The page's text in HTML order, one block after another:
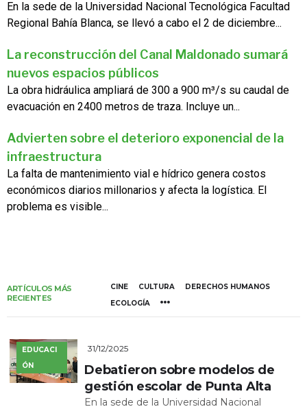
En la sede de la Universidad Nacional Tecnológica Facultad
Regional Bahía Blanca, se llevó a cabo el 2 de diciembre...
La reconstrucción del Canal Maldonado sumará
nuevos espacios públicos
La obra hidráulica ampliará de 300 a 900 m³/s su caudal de
evacuación en 2400 metros de traza. Incluye un...
Advierten sobre el deterioro exponencial de la
infraestructura
La falta de mantenimiento vial e hídrico genera costos
económicos diarios millonarios y afecta la logística. El
problema es visible...
ARTÍCULOS MÁS
RECIENTES
CINE CULTURA
DERECHOS HUMANOS
ECOLOGÍA
EDUCACI
ÓN
31/12/2025
Debatieron sobre modelos de
gestión escolar de Punta Alta
En la sede de la Universidad Nacional